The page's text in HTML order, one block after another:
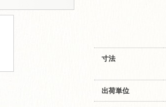
寸法
出荷単位